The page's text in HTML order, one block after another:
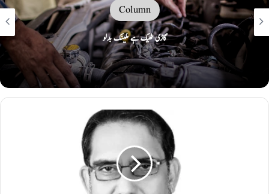
Column
گاڑی ٹھیک ہے مکینک بدلو